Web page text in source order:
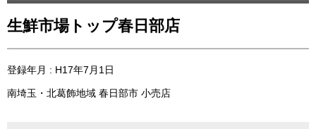
生鮮市場トップ春日部店
登録年月 : H17年7月1日
南埼玉・北葛飾地域 春日部市 小売店